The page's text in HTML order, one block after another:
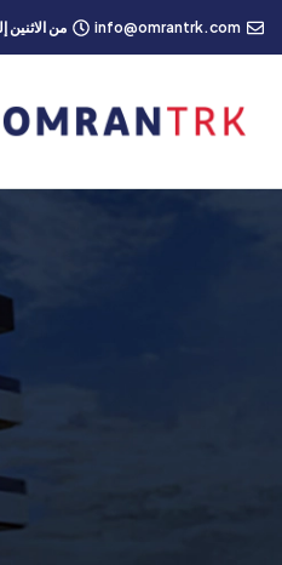
info@omrantrk.com من الاثنين